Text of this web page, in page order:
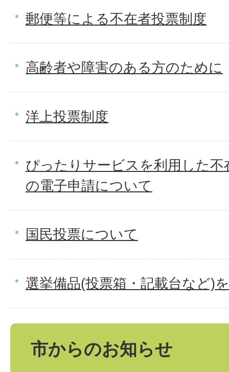
郵便等による不在者投票制度
高齢者や障害のある方のために
洋上投票制度
ぴったりサービスを利用した不
の電子申請について
国民投票について
選挙備品(投票箱・記載台など)
市からのお知らせ